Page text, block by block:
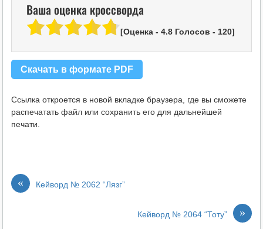
Ваша оценка кроссворда
[Оценка - 4.8Голосов - 120]
Скачать в формате PDF
Ссылка откроется в новой вкладке браузера, где вы сможете
распечатать файл или сохранить его для дальнейшей
печати.
« Кейворд № 2062 “Лязг”
»
Кейворд № 2064 “Тоту”